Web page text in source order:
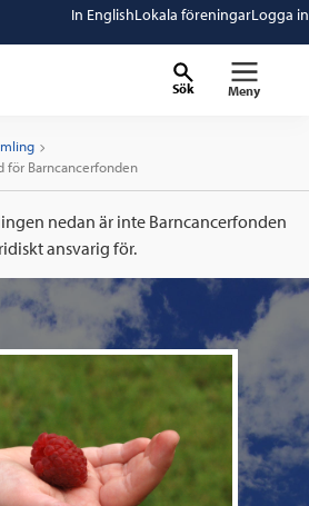
In EnglishLokala föreningarLogga in
Sök Meny
för Barncancerfonden
nedan är inte Barncancerfonden
ansvarig för.